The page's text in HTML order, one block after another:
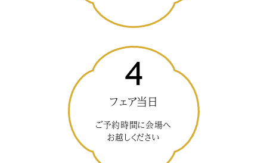
4
フェア当日
ご予約時間に会場へ
お越しください